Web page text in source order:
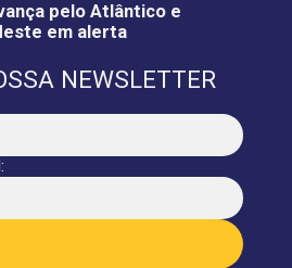
pelo Atlântico e
em alerta
NEWSLETTER